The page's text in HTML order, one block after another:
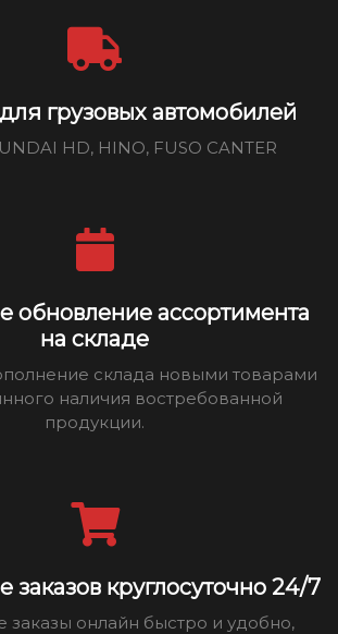
грузовых автомобилей
HD, HINO, FUSO CANTER
обновление ассортимента
на складе
склада новыми товарами
наличия востребованной
продукции.
круглосуточно 24/7
заказы онлайн быстро и удобно,